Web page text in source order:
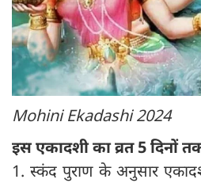
Mohini Ekadashi 2024
इस एकादशी का व्रत 5 दिनों
1. स्कंद पुराण के अनुसार